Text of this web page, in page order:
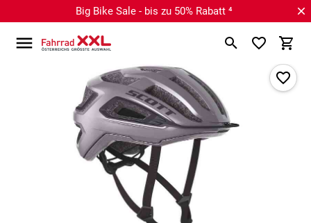
Big Bike Sale - bis zu 50% Rabatt ⁴